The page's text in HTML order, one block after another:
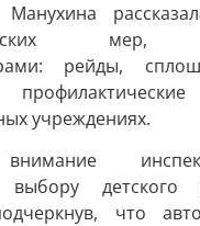
мер,
рейды,
учреждениях.
выбору детского
что